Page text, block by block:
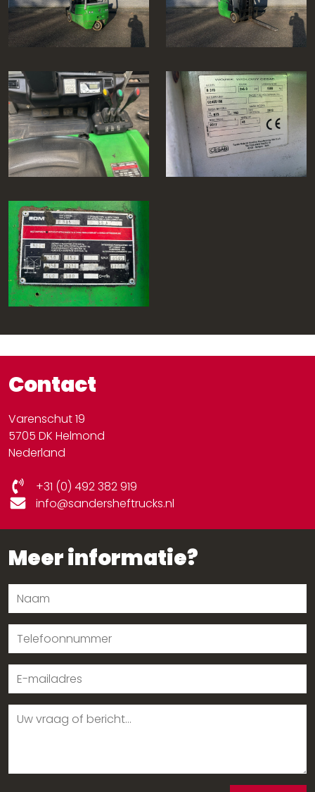
Contact
Varenschut 19
5705 DK Helmond
Nederland
+31 (0) 492 382 919
info@sandersheftrucks.nl
Meer informatie?